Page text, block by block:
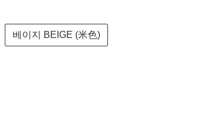
베이지 BEIGE (米色)